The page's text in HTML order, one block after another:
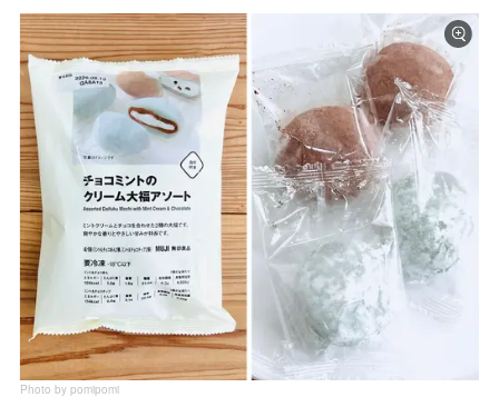
Photo by pomipomi